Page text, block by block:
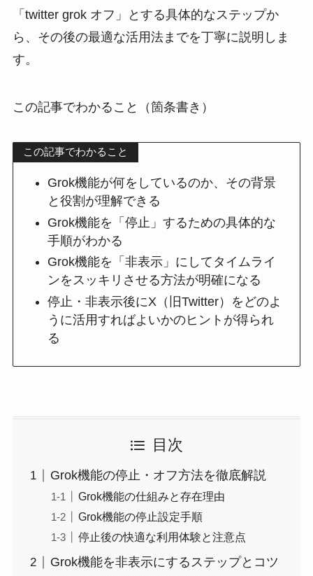
「twitter grok オフ」とする具体的なステップか
ら、その後の最適な活用法までを丁寧に説明しま
す。
この記事でわかること（箇条書き）
この記事でわかること
Grok機能が何をしているのか、その背景
と役割が理解できる
Grok機能を「停止」するための具体的な
手順がわかる
Grok機能を「非表示」にしてタイムライ
ンをスッキリさせる方法が明確になる
停止・非表示後にX（旧Twitter）をどのよ
うに活用すればよいかのヒントが得られ
る
目次
Grok機能の停止・オフ方法を徹底解説
Grok機能の仕組みと存在理由
Grok機能の停止設定手順
停止後の快適な利用体験と注意点
Grok機能を非表示にするステップとコツ